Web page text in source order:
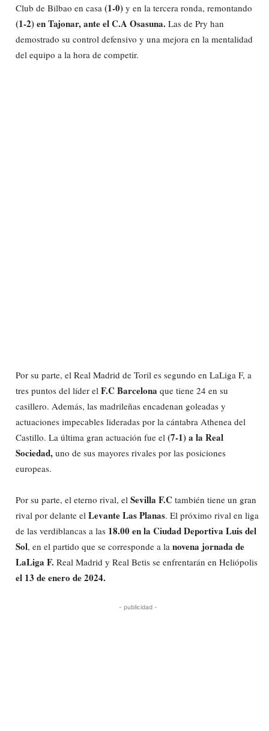
Club de Bilbao en casa (1-0) y en la tercera ronda, remontando
(1-2) en Tajonar, ante el C.A Osasuna. Las de Pry han
demostrado su control defensivo y una mejora en la mentalidad
del equipo a la hora de competir.
Por su parte, el Real Madrid de Toril es segundo en LaLiga F, a
tres puntos del líder el F.C Barcelona que tiene 24 en su
casillero. Además, las madrileñas encadenan goleadas y
actuaciones impecables lideradas por la cántabra Athenea del
Castillo. La última gran actuación fue el (7-1) a la Real
Sociedad, uno de sus mayores rivales por las posiciones
europeas.
Por su parte, el eterno rival, el Sevilla F.C también tiene un gran
rival por delante el Levante Las Planas. El próximo rival en liga
de las verdiblancas a las 18.00 en la Ciudad Deportiva Luis del
Sol, en el partido que se corresponde a la novena jornada de
LaLiga F. Real Madrid y Real Betis se enfrentarán en Heliópolis
el 13 de enero de 2024.
- publicidad -